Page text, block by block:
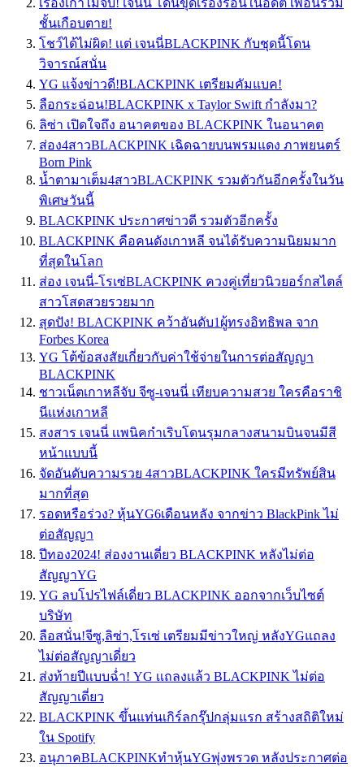
เรื่องเก่าไม่จบ! เจนนี่ โดนขุดเรื่องร้อนในอดีต เพื่อนร่วม
ชั้นเกือบตาย!
โชว์ได้ไม่ผิด! เเต่ เจนนี่BLACKPINK กับชุดนี้โดน
วิจารณ์สนั่น
YG แจ้งข่าวดี!BLACKPINK เตรียมคัมแบค!
ลือกระฉ่อน!BLACKPINK x Taylor Swift กำลังมา?
ลิซ่า เปิดใจถึง อนาคตของ BLACKPINK ในอนาคต
ส่อง4สาวBLACKPINK เฉิดฉายบนพรมแดง ภาพยนตร์
Born Pink
น้ำตามาเต็ม4สาวBLACKPINK รวมตัวกันอีกครั้งในวัน
พิเศษวันนี้
BLACKPINK ประกาศข่าวดี รวมตัวอีกครั้ง
BLACKPINK คือคนดังเกาหลี จนได้รับความนิยมมาก
ที่สุดในโลก
ส่อง เจนนี่-โรเซ่BLACKPINK ควงคู่เที่ยวนิวยอร์กสไตล์
สาวโสดสวยรวยมาก
สุดปัง! BLACKPINK คว้าอันดับ1ผู้ทรงอิทธิพล จาก
Forbes Korea
YG โต้ข้อสงสัยเกี่ยวกับค่าใช้จ่ายในการต่อสัญญา
BLACKPINK
ชาวเน็ตเกาหลีจับ จีซู-เจนนี่ เทียบความสวย ใครคือราชิ
นีเเห่งเกาหลี
สงสาร เจนนี่ เเพนิคกำเริบโดนรุมกลางสนามบินจนมีสี
หน้าเเบบนี้
จัดอันดับความรวย 4สาวBLACKPINK ใครมีทรัพย์สิน
มากที่สุด
รอดหรือร่วง? หุ้นYG6เดือนหลัง จากข่าว BlackPink ไม่
ต่อสัญญา
ปีทอง2024! ส่องงานเดี่ยว BLACKPINK หลังไม่ต่อ
สัญญาYG
YG ลบโปรไฟล์เดี่ยว BLACKPINK ออกจากเว็บไซต์
บริษัท
ลือสนั่น!จีซู,ลิซ่า,โรเซ่ เตรียมมีข่าวใหญ่ หลังYGแถลง
ไม่ต่อสัญญาเดี่ยว
ส่งท้ายปีเเบบฉ่ำ! YG เเถลงเเล้ว BLACKPINK ไม่ต่อ
สัญญาเดี่ยว
BLACKPINK ขึ้นแท่นเกิร์ลกรุ๊ปกลุ่มแรก สร้างสถิติใหม่
ใน Spotify
อนุภาคBLACKPINKทำหุ้นYGพุ่งพรวด หลังประกาศต่อ